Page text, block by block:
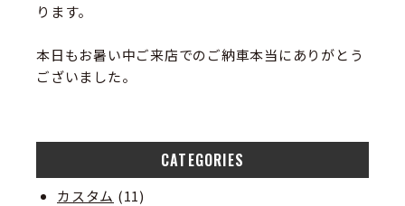
ります。
本日もお暑い中ご来店でのご納車本当にありがとう
ございました。
CATEGORIES
カスタム (11)